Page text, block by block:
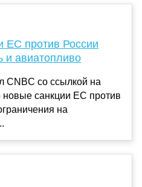
ЕС против России
и авиатопливо
CNBC со ссылкой на
новые санкции ЕС против
на